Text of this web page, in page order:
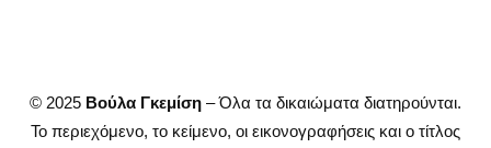
© 2025 Βούλα Γκεμίση – Όλα τα δικαιώματα διατηρούνται.
Το περιεχόμενο, το κείμενο, οι εικονογραφήσεις και ο τίτλος